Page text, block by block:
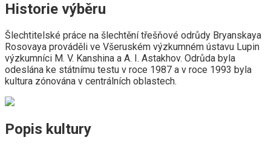
Historie výběru
Šlechtitelské práce na šlechtění třešňové odrůdy Bryanskaya
Rosovaya prováděli ve Všeruském výzkumném ústavu Lupin
výzkumníci M. V. Kanshina a A. I. Astakhov. Odrůda byla
odeslána ke státnímu testu v roce 1987 a v roce 1993 byla
kultura zónována v centrálních oblastech.
Popis kultury